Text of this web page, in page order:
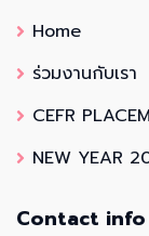
Home
ร่วมงานกับเรา
CEFR
NEW YEAR
Contact info